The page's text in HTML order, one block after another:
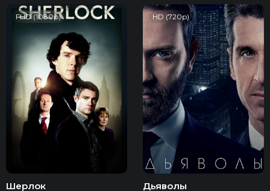
FHD (1080p)
Шерлок
HD (720p)
Дьяволы